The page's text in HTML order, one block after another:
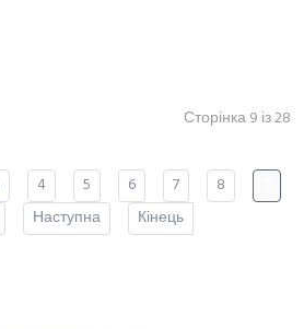
Сторінка 9 із 28
4 5 6 7 8
Наступна Кінець